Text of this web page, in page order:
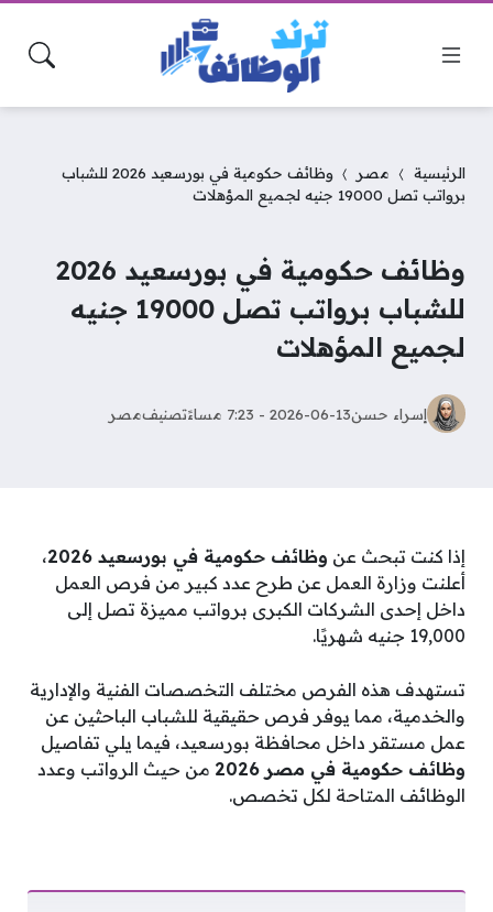
الرئيسية مصر
وظائف حكومية في بورسعيد 2026 للشباب
برواتب تصل 19000 جنيه لجميع المؤهلات
وظائف حكومية في بورسعيد 2026
للشباب برواتب تصل 19000 جنيه
لجميع المؤهلات
إسراء حسن2026-06-13 - 7:23 مساءً تصنيفمصر
إذا كنت تبحث عن وظائف حكومية في بورسعيد 2026
،
أعلنت وزارة العمل عن طرح عدد كبير من فرص العمل
داخل إحدى الشركات الكبرى برواتب مميزة تصل إلى
19,000 جنيه شهريًا.
تستهدف هذه الفرص مختلف التخصصات الفنية والإدارية
والخدمية، مما يوفر فرص حقيقية للشباب الباحثين عن
عمل مستقر داخل محافظة بورسعيد، فيما يلي تفاصيل
وظائف حكومية في مصر 2026
من حيث الرواتب وعدد
الوظائف المتاحة لكل تخصص.